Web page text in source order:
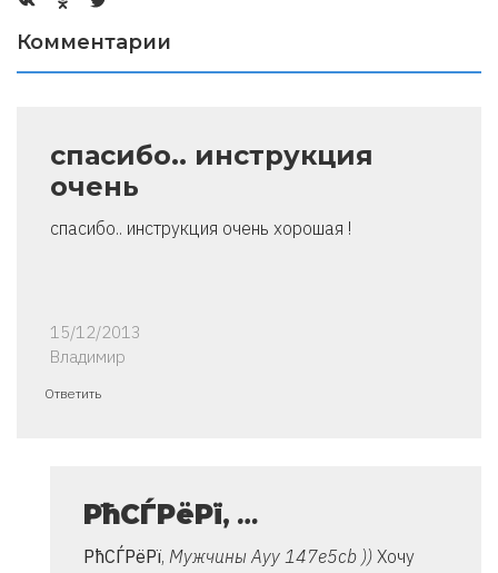
Комментарии
спасибо.. инструкция
очень
спасибо.. инструкция очень хорошая !
15/12/2013
Владимир
Ответить
РћСЃРёРї, …
РћСЃРёРї, Мужчины Ауу 147e5cb )) Хочу